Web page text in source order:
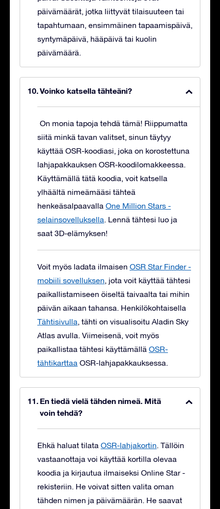
päivämäärät, jotka liittyvät tilaisuuteen tai
tapahtumaan, ensimmäinen tapaamispäivä,
syntymäpäivä, hääpäivä tai kuolin
päivämäärä.
Voinko katsella tähteäni?
On monia tapoja tehdä tämä! Riippumatta
siitä minkä tavan valitset, sinun täytyy
käyttää OSR-koodiasi, joka on korostettuna
lahjapakkauksen OSR-koodilomakkeessa.
Käyttämällä tätä koodia, voit katsella
ylhäältä nimeämääsi tähteä
henkeäsalpaavalla One Million Stars -
selainsovelluksella. Lennä tähtesi luo ja
saat 3D-elämyksen!
Voit myös ladata ilmaisen OSR Star Finder -
mobiili sovelluksen, jota voit käyttää tähtesi
paikallistamiseen öiseltä taivaalta tai mihin
päivän aikaan tahansa. Henkilökohtaisella
Tähtisivulla, tähti on visualisoitu Aladin Sky
Atlas avulla. Viimeisenä, voit myös
paikallistaa tähtesi käyttämällä OSR-
tähtikarttaa OSR-lahjapakkauksessa.
En tiedä vielä tähden nimeä. Mitä
voin tehdä?
Ehkä haluat tilata OSR-lahjakortin. Tällöin
vastaanottaja voi käyttää kortilla olevaa
koodia ja kirjautua ilmaiseksi Online Star -
rekisteriin. He voivat sitten valita oman
tähden nimen ja päivämäärän. He saavat